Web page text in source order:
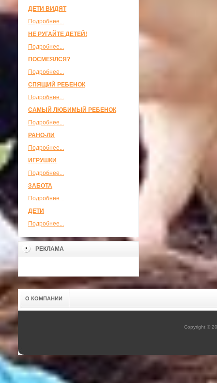
ДЕТИ ВИДЯТ
Подробнее...
НЕ РУГАЙТЕ ДЕТЕЙ!
Подробнее...
ПОСМЕЯЛСЯ?
Подробнее...
СПЯЩИЙ РЕБЕНОК
Подробнее...
САМЫЙ ЛЮБИМЫЙ РЕБЕНОК
Подробнее...
РАНО-ЛИ
Подробнее...
ИГРУШКИ
Подробнее...
ЗАБОТА
Подробнее...
ДЕТИ
Подробнее...
РЕКЛАМА
О КОМПАНИИ
Copyright ©